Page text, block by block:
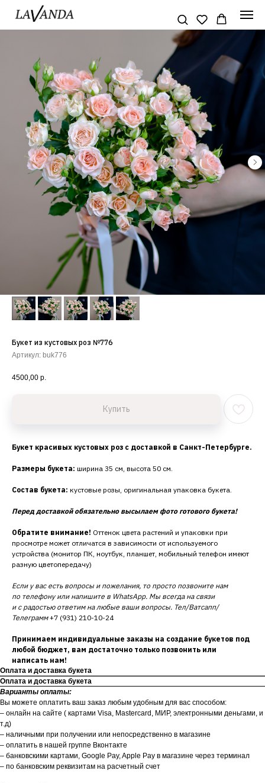
Букет из кустовых роз №776
Артикул: buk776
4500,00 р.
Купить
Букет красивых кустовых роз с доставкой в Санкт-Петербурге.
Размеры букета: ширина 35 см, высота 50 см.
Состав букета: кустовые розы, оригинальная упаковка букета.
Перед доставкой обязательно высылаем фото готового букета!
Обратите внимание! Оттенок цвета растений и упаковки при
просмотре может отличатся в зависимости от используемого
устройства (монитор ПК, ноутбук, планшет, мобильный телефон имеют
разную цветопередачу)
Если у вас есть вопросы и пожелания, то просто позвоните нам
по телефону или напишите в WhatsApp. Мы всегда на связи
и с радостью ответим на любые ваши вопросы. Тел/Ватсапп/
Телеграмм+7 (931) 210-10-24
Принимаем индивидуальные заказы на создание букетов под
любой бюджет, вам достаточно только позвонить или
написать нам!
Оплата и доставка букета
Оплата и доставка букета
Варианты оплаты:
Вы можете оплатить ваш заказ любым удобным для вас способом:
– онлайн на сайте ( картами Visa, Mastercard, МИР, электронными деньгами, и
т.д)
– наличными при получении или непосредственно в магазине
– оплатить в нашей группе Вконтакте
– банковскими картами, Google Pay, Apple Pay в магазине через терминал
– по банковским реквизитам на расчетный счет